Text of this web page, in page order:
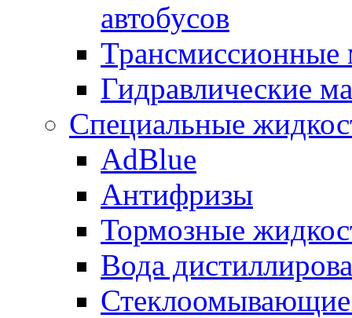
автобусов
Трансмиссионные
Гидравлические
Специальные
AdBlue
Антифризы
Тормозные
Вода